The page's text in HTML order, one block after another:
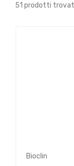
51 prodotti
Bioclin